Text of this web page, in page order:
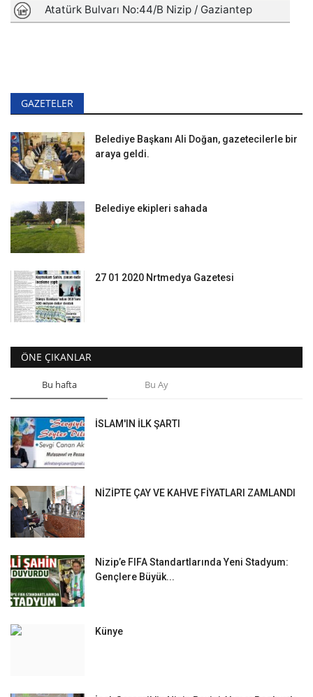
GAZETELER
Belediye Başkanı Ali Doğan, gazetecilerle bir
araya geldi.
Belediye ekipleri sahada
27 01 2020 Nrtmedya Gazetesi
ÖNE ÇIKANLAR
Bu hafta Bu Ay
İSLAM'IN İLK ŞARTI
NİZİPTE ÇAY VE KAHVE FİYATLARI ZAMLANDI
Nizip’e FIFA Standartlarında Yeni Stadyum:
Gençlere Büyük...
Künye